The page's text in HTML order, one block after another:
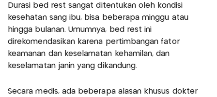
Durasi bed rest sangat ditentukan oleh kondisi
kesehatan sang ibu, bisa beberapa minggu atau
hingga bulanan. Umumnya, bed rest ini
direkomendasikan karena pertimbangan fator
keamanan dan keselamatan kehamilan, dan
keselamatan janin yang dikandung.
Secara medis, ada beberapa alasan khusus dokter